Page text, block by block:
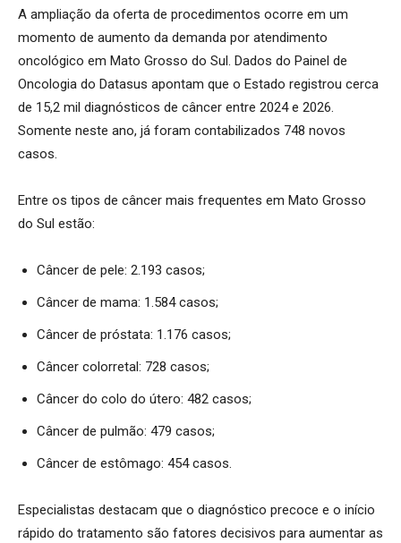
A ampliação da oferta de procedimentos ocorre em um
momento de aumento da demanda por atendimento
oncológico em Mato Grosso do Sul. Dados do Painel de
Oncologia do Datasus apontam que o Estado registrou cerca
de 15,2 mil diagnósticos de câncer entre 2024 e 2026.
Somente neste ano, já foram contabilizados 748 novos
casos.
Entre os tipos de câncer mais frequentes em Mato Grosso
do Sul estão:
Câncer de pele: 2.193 casos;
Câncer de mama: 1.584 casos;
Câncer de próstata: 1.176 casos;
Câncer colorretal: 728 casos;
Câncer do colo do útero: 482 casos;
Câncer de pulmão: 479 casos;
Câncer de estômago: 454 casos.
Especialistas destacam que o diagnóstico precoce e o início
rápido do tratamento são fatores decisivos para aumentar as